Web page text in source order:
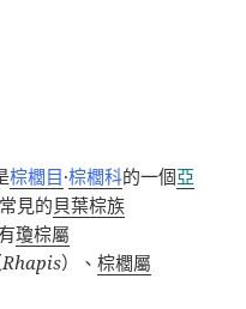
棕櫚目·棕櫚科的一個亞
見的貝葉棕族
瓊棕屬
Rhapis）、棕櫚屬